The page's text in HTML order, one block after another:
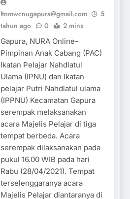
ltnmwcnugapura@gmail.com
5
tahun ago
0 2 mins
Gapura, NURA Online-
Pimpinan Anak Cabang (PAC)
Ikatan Pelajar Nahdlatul
Ulama (IPNU) dan Ikatan
pelajar Putri Nahdlatul ulama
(IPPNU) Kecamatan Gapura
serempak melaksanakan
acara Majelis Pelajar di tiga
tempat berbeda. Acara
serempak dilaksanakan pada
pukul 16.00 WIB pada hari
Rabu (28/04/2021). Tempat
terselenggaranya acara
Majelis Pelajar diantaranya di